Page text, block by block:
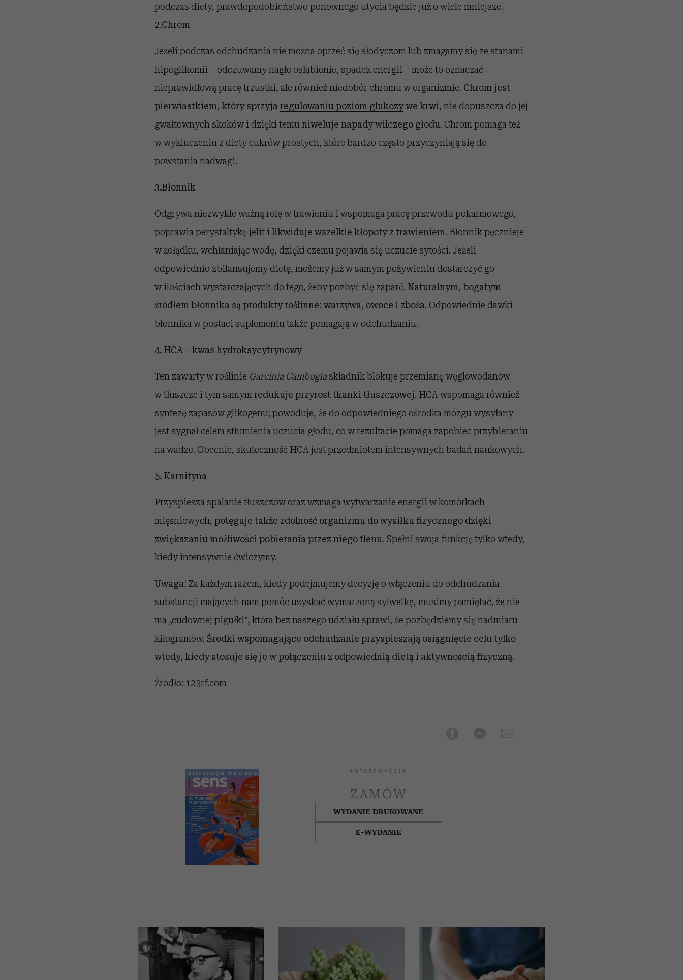
podczas diety, prawdopodobieństwo ponownego utycia będzie już o wiele mniejsze.
2.Chrom
Jeżeli podczas odchudzania nie można oprzeć się słodyczom lub zmagamy się ze stanami
hipoglikemii – odczuwamy nagłe osłabienie, spadek energii – może to oznaczać
nieprawidłową pracę trzustki, ale również niedobór chromu w organizmie. Chrom jest
pierwiastkiem, który sprzyja regulowaniu poziom glukozywe krwi, nie dopuszcza do jej
gwałtownych skoków i dzięki temu niweluje napady wilczego głodu. Chrom pomaga też
w wykluczeniu z diety cukrów prostych, które bardzo często przyczyniają się do
powstania nadwagi.
3.Błonnik
Odgrywa niezwykle ważną rolę w trawieniu i wspomaga pracę przewodu pokarmowego,
poprawia perystaltykę jelit i likwiduje wszelkie kłopoty z trawieniem. Błonnik pęcznieje
w żołądku, wchłaniając wodę, dzięki czemu pojawia się uczucie sytości. Jeżeli
odpowiednio zbilansujemy dietę, możemy już w samym pożywieniu dostarczyć go
w ilościach wystarczających do tego, żeby pozbyć się zaparć. Naturalnym, bogatym
źródłem błonnika są produkty roślinne: warzywa, owoce i zboża. Odpowiednie dawki
błonnika w postaci suplementu także pomagają w odchudzaniu.
4. HCA – kwas hydroksycytrynowy
Ten zawarty w roślinie Garcinia Cambogiaskładnik blokuje przemianę węglowodanów
w tłuszcze i tym samym redukuje przyrost tkanki tłuszczowej. HCA wspomaga również
syntezę zapasów glikogenu; powoduje, że do odpowiedniego ośrodka mózgu wysyłany
jest sygnał celem stłumienia uczucia głodu, co w rezultacie pomaga zapobiec przybieraniu
na wadze. Obecnie, skuteczność HCA jest przedmiotem intensywnych badań naukowych.
5. Karnityna
Przyspiesza spalanie tłuszczów oraz wzmaga wytwarzanie energii w komórkach
mięśniowych, potęguje także zdolność organizmu dowysiłku fizycznegodzięki
zwiększaniu możliwości pobierania przez niego tlenu. Spełni swoja funkcję tylko wtedy,
kiedy intensywnie ćwiczymy.
Uwaga! Za każdym razem, kiedy podejmujemy decyzję o włączeniu do odchudzania
substancji mających nam pomóc uzyskać wymarzoną sylwetkę, musimy pamiętać, że nie
ma „cudownej pigułki”, która bez naszego udziału sprawi, że pozbędziemy się nadmiaru
kilogramów. Środki wspomagające odchudzanie przyspieszają osiągnięcie celu tylko
wtedy, kiedy stosuje się je w połączeniu z odpowiednią dietą i aktywnością fizyczną.
Źródło: 123rf.com
AUTOPROMOCJA
ZAMÓW
WYDANIE DRUKOWANE
E-WYDANIE